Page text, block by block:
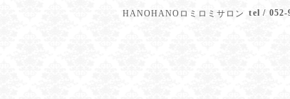
HANOHANOロミロミサロン tel / 052-